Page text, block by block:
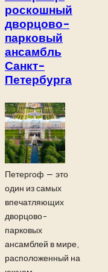
роскошный
дворцово-
парковый
ансамбль
Санкт-
Петербурга
Петергоф — это
один из самых
впечатляющих
дворцово-
парковых
ансамблей в мире,
расположенный на